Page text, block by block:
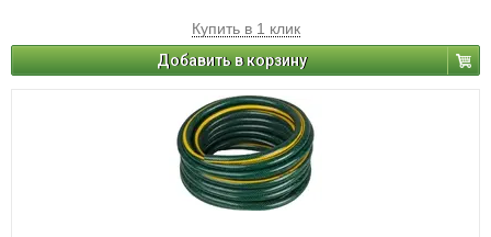
Купить в 1 клик
Добавить в корзину